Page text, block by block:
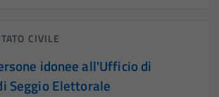
CIVILE
idonee all'Ufficio di
Seggio Elettorale